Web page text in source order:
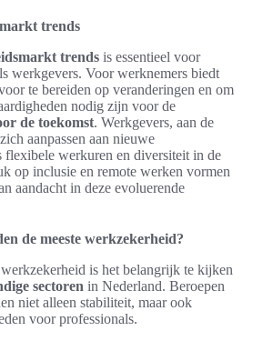
trends
trends is essentieel voor
werkgevers. Voor werknemers biedt
te bereiden op veranderingen en om
nodig zijn voor de
de toekomst. Werkgevers, aan de
aanpassen aan nieuwe
flexibele werkuren en diversiteit in de
op inclusie en remote werken vormen
aandacht in deze evoluerende
de meeste werkzekerheid?
is het belangrijk te kijken
sectoren in Nederland. Beroepen
niet alleen stabiliteit, maar ook
voor professionals.